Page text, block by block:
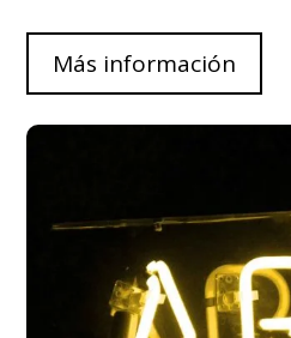
Más información